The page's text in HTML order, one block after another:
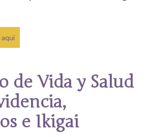
de Vida y Salud
e Ikigai